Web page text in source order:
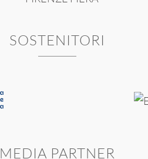
SOSTENITORI
MEDIA PARTNER